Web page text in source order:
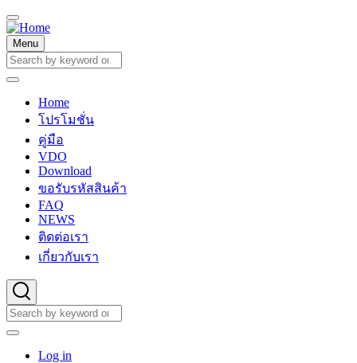
Skip
to
main
content
Menu
Search
Search
Main
navigation
Home
โปรโมชั่น
คู่มือ
VDO
Download
ขอรับรหัสสินค้า
FAQ
NEWS
ติดต่อเรา
เกี่ยวกับเรา
Search
Search
User
Log in